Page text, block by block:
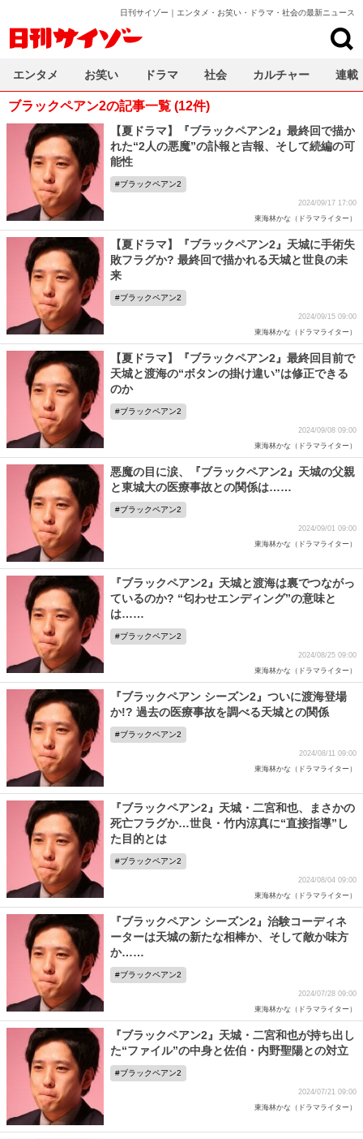
日刊サイゾー｜エンタメ・お笑い・ドラマ・社会の最新ニュース
ブラックペアン2の記事一覧 (12件)
【夏ドラマ】『ブラックペアン2』最終回で描か
れた“2人の悪魔”の訃報と吉報、そして続編の可
能性
ブラックペアン2
2024/09/17 17:00
東海林かな（ドラマライター）
【夏ドラマ】『ブラックペアン2』天城に手術失
敗フラグか? 最終回で描かれる天城と世良の未
来
ブラックペアン2
2024/09/15 09:00
東海林かな（ドラマライター）
【夏ドラマ】『ブラックペアン2』最終回目前で
天城と渡海の“ボタンの掛け違い”は修正できる
のか
ブラックペアン2
2024/09/08 09:00
東海林かな（ドラマライター）
悪魔の目に涙、『ブラックペアン2』天城の父親
と東城大の医療事故との関係は……
ブラックペアン2
2024/09/01 09:00
東海林かな（ドラマライター）
『ブラックペアン2』天城と渡海は裏でつながっ
ているのか? “匂わせエンディング”の意味と
は……
ブラックペアン2
2024/08/25 09:00
東海林かな（ドラマライター）
『ブラックペアン シーズン2』ついに渡海登場
か!? 過去の医療事故を調べる天城との関係
ブラックペアン2
2024/08/11 09:00
東海林かな（ドラマライター）
『ブラックペアン2』天城・二宮和也、まさかの
死亡フラグか…世良・竹内涼真に“直接指導”し
た目的とは
ブラックペアン2
2024/08/04 09:00
東海林かな（ドラマライター）
『ブラックペアン シーズン2』治験コーディネ
ーターは天城の新たな相棒か、そして敵か味方
か……
ブラックペアン2
2024/07/28 09:00
東海林かな（ドラマライター）
『ブラックペアン2』天城・二宮和也が持ち出し
た“ファイル”の中身と佐伯・内野聖陽との対立
ブラックペアン2
2024/07/21 09:00
東海林かな（ドラマライター）
エンタメ お笑い ドラマ 社会 カルチャー 連載